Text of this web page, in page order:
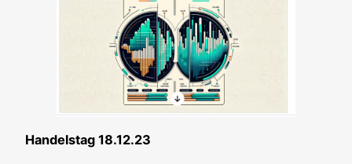
Han­dels­tag 18.12.23